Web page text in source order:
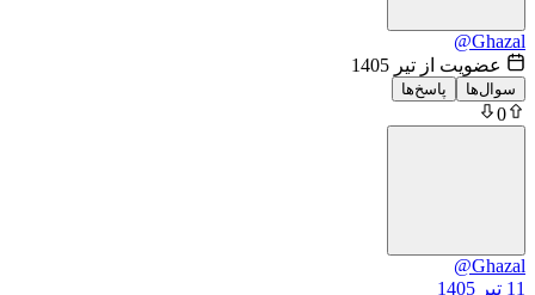
@Ghazal
عضویت از تیر 1405
سوال‌ها پاسخ‌ها
0
@Ghazal
11 تیر 1405